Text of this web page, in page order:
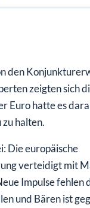
aufwärts gehen
den
zeigten sich
Euro hatte es
halten.
Die europäische
verteidigt mit
Impulse fehlen
und Bären ist